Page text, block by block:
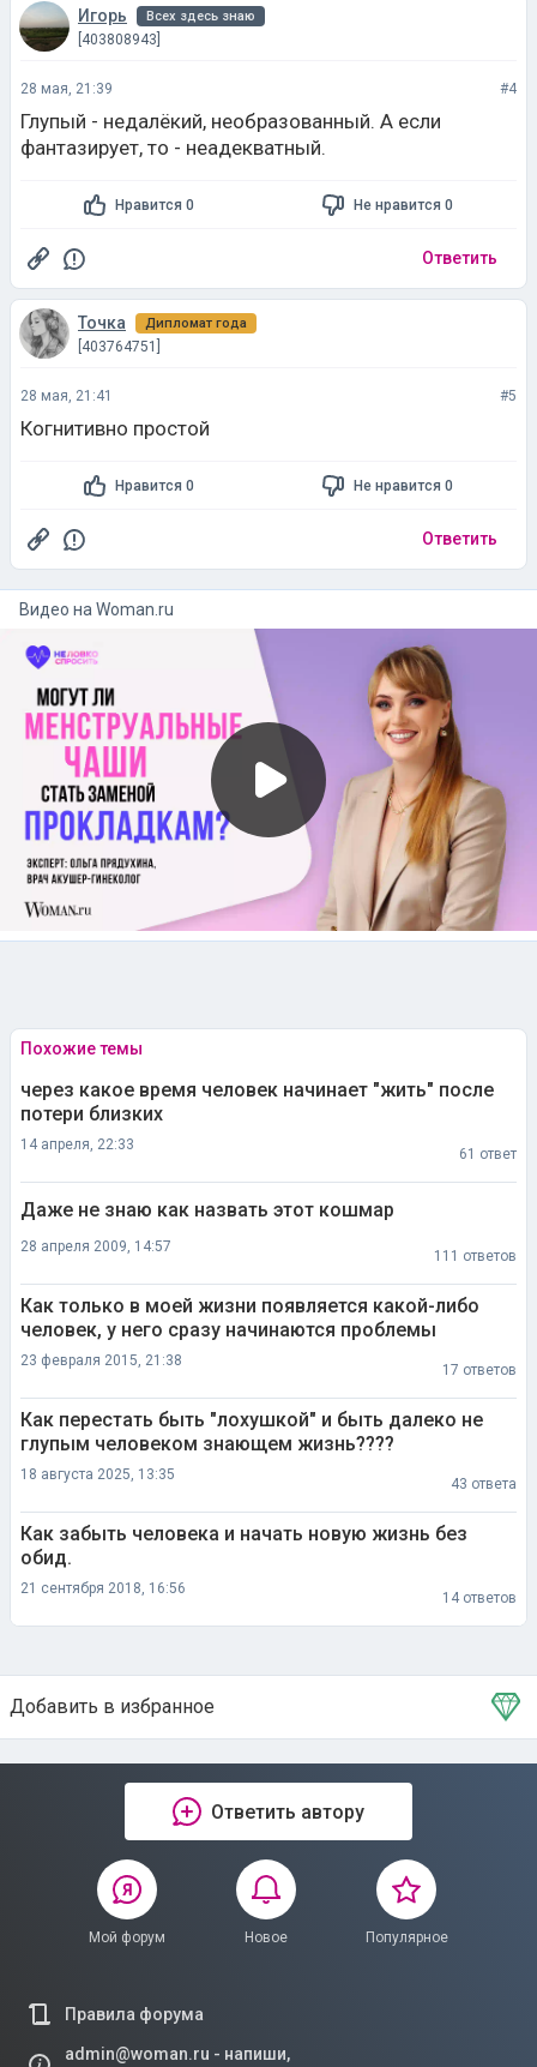
Игорь Всех здесь знаю
[403808943]
28 мая, 21:39 #4
Глупый - недалёкий, необразованный. А если
фантазирует, то - неадекватный.
Нравится 0 Не нравится 0
Ответить
Точка Дипломат года
[403764751]
28 мая, 21:41 #5
Когнитивно простой
Нравится 0 Не нравится 0
Ответить
Видео на woman.ru
Похожие темы
через какое время человек начинает "жить" после
потери близких
14 апреля, 22:33
61 ответ
Даже не знаю как назвать этот кошмар
28 апреля 2009, 14:57
111 ответов
Как только в моей жизни появляется какой-либо
человек, у него сразу начинаются проблемы
23 февраля 2015, 21:38
17 ответов
Как перестать быть "лохушкой" и быть далеко не
глупым человеком знающем жизнь????
18 августа 2025, 13:35
43 ответа
Как забыть человека и начать новую жизнь без
обид.
21 сентября 2018, 16:56
14 ответов
Добавить в избранное
Тема в избранном
Ответить автору
Мой форум Новое Популярное
Правила форума
admin@woman.ru - напиши,